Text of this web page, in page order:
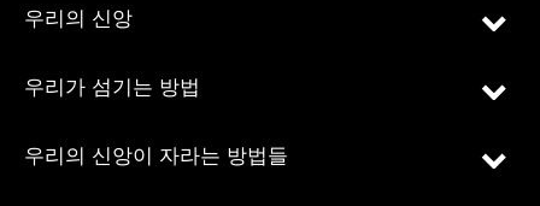
우리의 신앙
우리가 섬기는 방법
우리의 신앙이 자라는 방법들